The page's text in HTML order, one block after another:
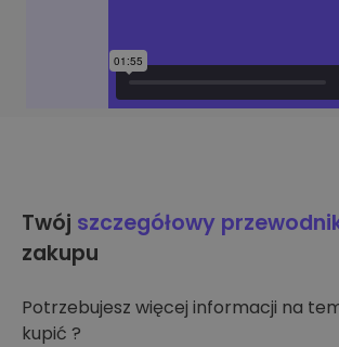
Twój szczegółowy
zakupu
Potrzebujesz więcej informacji na
kupić ?